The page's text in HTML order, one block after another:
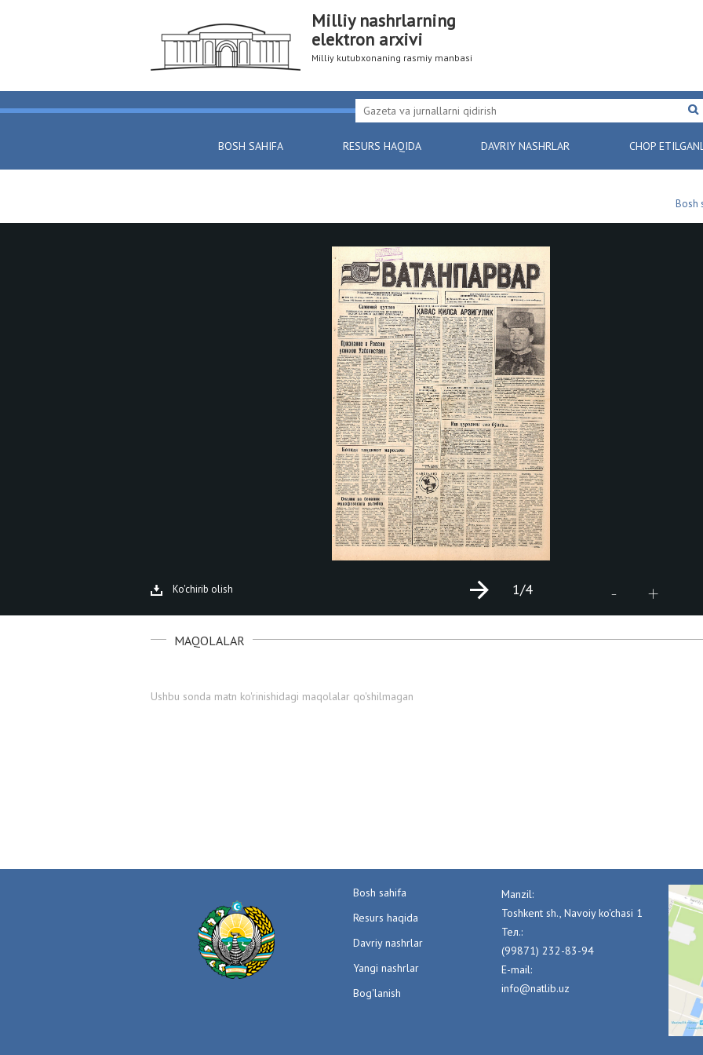
Milliy nashrlarning
elektron arxivi
Milliy kutubxonaning rasmiy manbasi
BOSH SAHIFA RESURS HAQIDA DAVRIY NASHRLAR CHOP
Bosh
Ko'chirib olish - +
1/4
MAQOLALAR
Ushbu sonda matn ko'rinishidagi maqolalar qo'shilmagan
Bosh sahifa
Resurs haqida
Davriy nashrlar
Yangi nashrlar
Bog'lanish
Manzil:
Toshkent sh., Navoiy ko'chasi 1
Тел.:
(99871) 232-83-94
E-mail:
info@natlib.uz